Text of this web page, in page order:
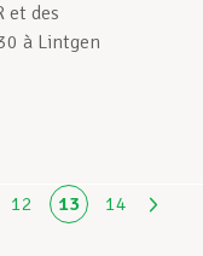
et des
à Lintgen
12 13 14